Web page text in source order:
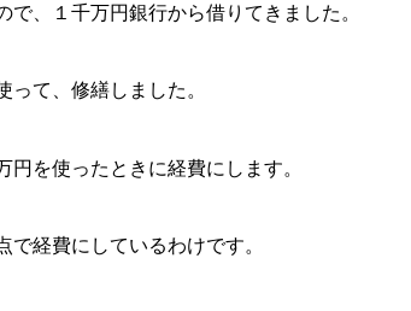
で、１千万円銀行から借りてきました。
って、修繕しました。
円を使ったときに経費にします。
で経費にしているわけです。